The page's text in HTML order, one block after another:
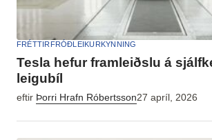
FRÉTTIR FRÓÐLEIKURKYNNING
Tesla hefur framleiðslu á
leigubíl
eftir Þorri Hrafn Róbertsson27 apríl, 2026